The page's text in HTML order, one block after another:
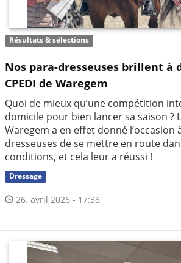
Résultats & sélections
Nos para-dresseuses brillent à
CPEDI de Waregem
Quoi de mieux qu’une compétition
domicile pour bien lancer sa saison ?
Waregem a en effet donné l’occasion
dresseuses de se mettre en route
conditions, et cela leur a réussi !
Dressage
26. avril 2026 - 17:38